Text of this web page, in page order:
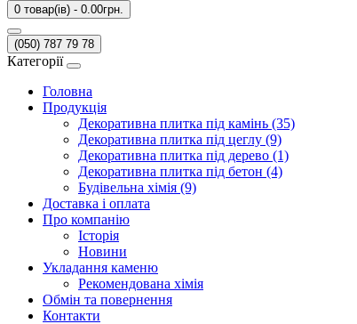
0 товар(ів) - 0.00грн.
(050) 787 79 78
Категорії
Головна
Продукція
Декоративна плитка під камінь (35)
Декоративна плитка під цеглу (9)
Декоративна плитка під дерево (1)
Декоративна плитка під бетон (4)
Будівельна хімія (9)
Доставка і оплата
Про компанію
Історія
Новини
Укладання каменю
Рекомендована хімія
Обмін та повернення
Контакти